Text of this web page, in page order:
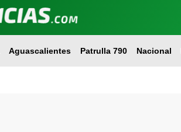
Aguascalientes Patrulla 790 Nacional